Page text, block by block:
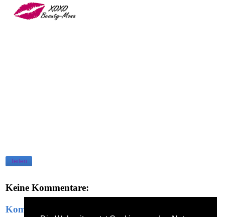
Teilen
Keine Kommentare:
Kommentar veröffentlichen